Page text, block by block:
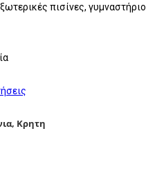
πισίνες,
Κρητη